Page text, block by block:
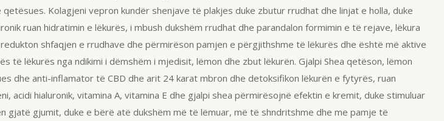
Kolagjeni vepron kundër shenjave të plakjes duke zbutur rrudhat dhe linjat e holla, duke
ruan hidratimin e lëkurës, i mbush dukshëm rrudhat dhe parandalon formimin e të rejave, lëkura
shfaqjen e rrudhave dhe përmirëson pamjen e përgjithshme të lëkurës dhe është më aktive
të lëkurës nga ndikimi i dëmshëm i mjedisit, lëmon dhe zbut lëkurën. Gjalpi Shea qetëson, lëmon
dhe anti-inflamatortë CBD dhe arit 24 karat mbron dhe detoksifikon lëkurën e fytyrës, ruan
acidi hialuronik, vitamina A, vitamina E dhe gjalpi shea përmirësojnë efektin e kremit, duke stimuluar
gjatë gjumit, duke e bërë atë dukshëm më të lëmuar, më të shndritshme dhe me pamje të